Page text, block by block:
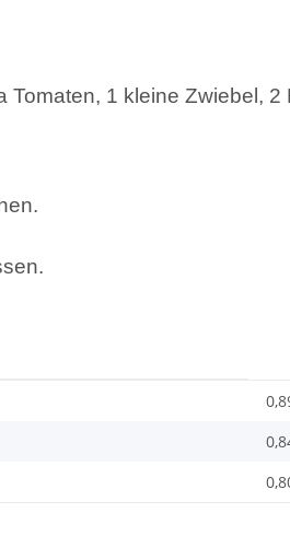
Tomaten, 1 kleine Zwiebel,